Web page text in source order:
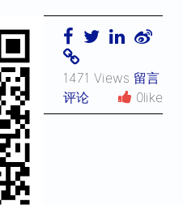
1471 Views 留言
评论
0like